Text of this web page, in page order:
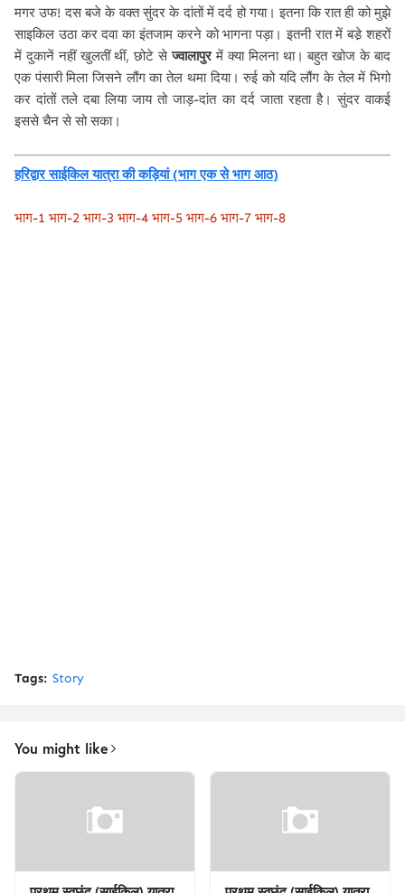
मगर उफ! दस बजे के वक्त सुंदर के दांतों में दर्द हो गया। इतना कि रात ही को मुझे
साइकिल उठा कर दवा का इंतजाम करने को भागना पड़ा। इतनी रात में बडे़ शहरों
में दुकानें नहीं खुलतीं थीं, छोटे सेज्वालापुरमें क्या मिलना था। बहुत खोज के बाद
एक पंसारी मिला जिसने लौंग का तेल थमा दिया। रुई को यदि लौंग के तेल में भिगो
कर दांतों तले दबा लिया जाय तो जाड़-दांत का दर्द जाता रहता है। सुंदर वाकई
इससे चैन से सो सका।
हरिद्वार साईकिल यात्रा की कड़ियां (भाग एक से भाग आठ)
भाग-1 भाग-2 भाग-3 भाग-4 भाग-5 भाग-6 भाग-7 भाग-8
Tags: Story
You might like